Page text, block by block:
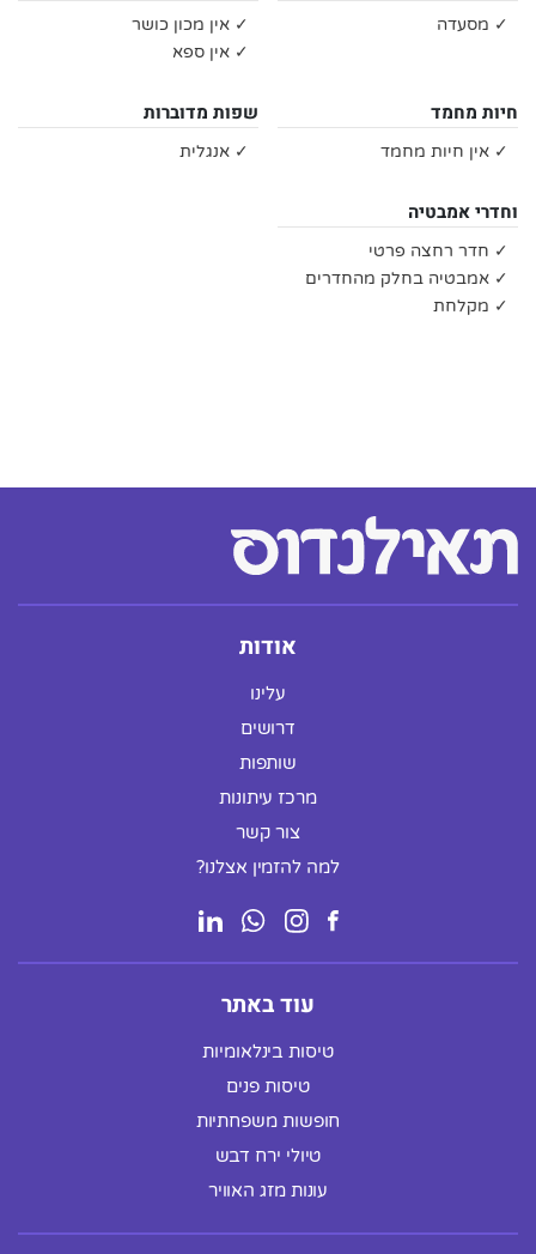
✓ מסעדה
✓ אין מכון כושר
✓ אין ספא
חיות מחמד
✓ אין חיות מחמד
שפות מדוברות
✓ אנגלית
וחדרי אמבטיה
✓ חדר רחצה פרטי
✓ אמבטיה בחלק מהחדרים
✓ מקלחת
אודות
עלינו
דרושים
שותפות
מרכז עיתונות
צור קשר
למה להזמין אצלנו?
עוד באתר
טיסות בינלאומיות
טיסות פנים
חופשות משפחתיות
טיולי ירח דבש
עונות מזג האוויר